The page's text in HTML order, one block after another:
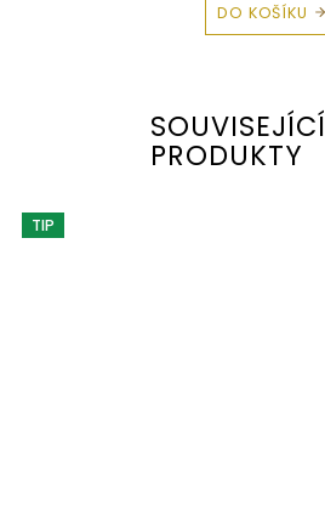
DO KOŠÍKU
SOUVISEJÍCÍ
PRODUKTY
TIP